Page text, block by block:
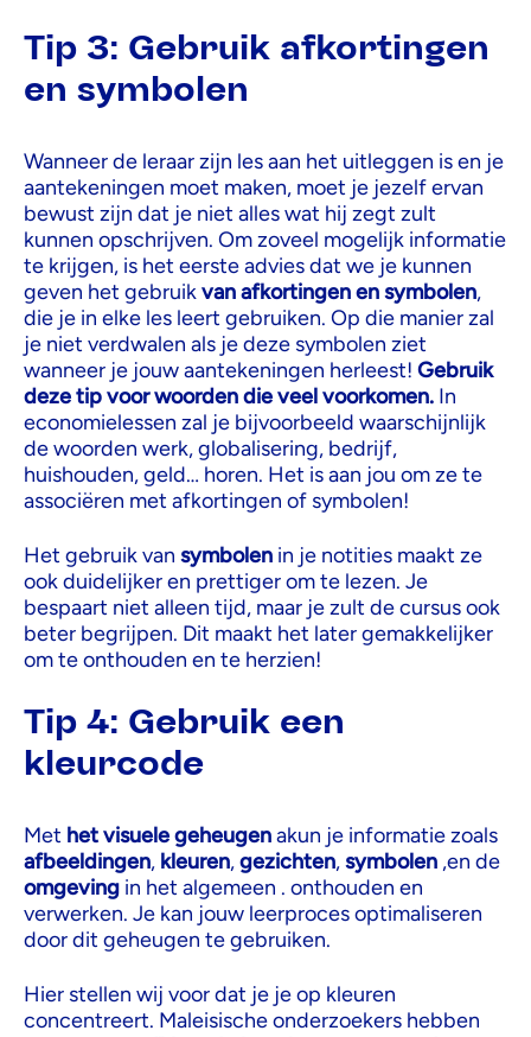
Tip 3: Gebruik afkortingen
en symbolen
Wanneer de leraar zijn les aan het uitleggen is en je
aantekeningen moet maken, moet je jezelf ervan
bewust zijn dat je niet alles wat hij zegt zult
kunnen opschrijven. Om zoveel mogelijk informatie
te krijgen, is het eerste advies dat we je kunnen
geven het gebruikvan afkortingen en symbolen,
die je in elke les leert gebruiken. Op die manier zal
je niet verdwalen als je deze symbolen ziet
wanneer je jouw aantekeningen herleest! Gebruik
deze tip voor woorden die veel voorkomen. In
economielessen zal je bijvoorbeeld waarschijnlijk
de woorden werk, globalisering, bedrijf,
huishouden, geld… horen. Het is aan jou om ze te
associëren met afkortingen of symbolen!
Het gebruik van symbolen in je notities maakt ze
ook duidelijker en prettiger om te lezen. Je
bespaart niet alleen tijd, maar je zult de cursus ook
beter begrijpen. Dit maakt het later gemakkelijker
om te onthouden en te herzien!
Tip 4: Gebruik een
kleurcode
Met het visuele geheugenakun je informatie zoals
afbeeldingen, kleuren,gezichten,symbolen ,en de
omgeving in het algemeen . onthouden en
verwerken. Je kan jouw leerproces optimaliseren
door dit geheugen te gebruiken.
Hier stellen wij voor dat je je op kleuren
concentreert. Maleisische onderzoekers hebben